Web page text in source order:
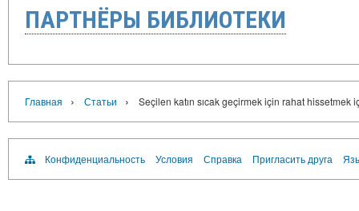
ПАРТНЁРЫ БИБЛИОТЕКИ
Главная › Статьи › Seçilen katın sıcak geçirmek için rahat hissetmek
Конфиденциальность Условия Справка Пригласить друга